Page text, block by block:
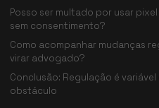
Posso ser multado por usar
sem consentimento?
Como acompanhar mudanças
virar advogado?
Conclusão: Regulação é
obstáculo